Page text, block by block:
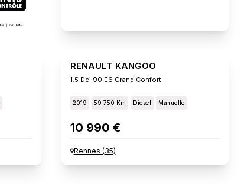
RENAULT KANGOO
1.5 Dci 90 E6 Grand Confort
2019 59 750 Km Diesel Manuelle
10 990 €
Rennes (35)